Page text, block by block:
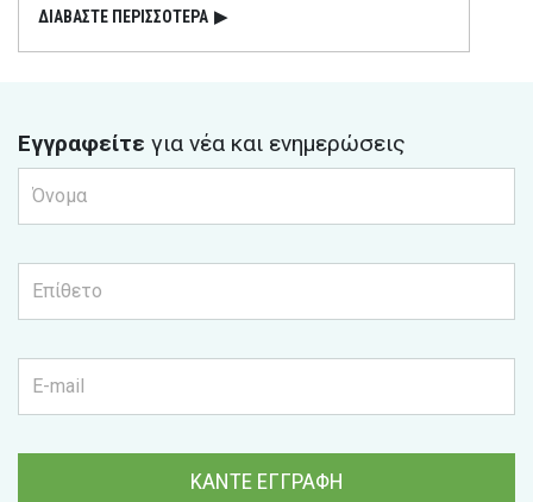
ΔΙΑΒΑΣΤΕ ΠΕΡΙΣΣΟΤΕΡΑ ▶
Εγγραφείτε για νέα και ενημερώσεις
ΚΑΝΤΕ ΕΓΓΡΑΦΗ